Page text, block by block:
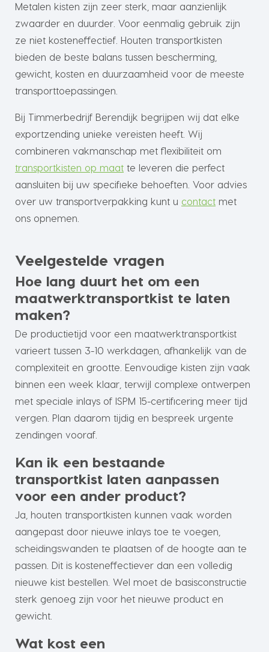
Metalen kisten zijn zeer sterk, maar aanzienlijk
zwaarder en duurder. Voor eenmalig gebruik zijn
ze niet kosteneffectief. Houten transportkisten
bieden de beste balans tussen bescherming,
gewicht, kosten en duurzaamheid voor de meeste
transporttoepassingen.
Bij Timmerbedrijf Berendijk begrijpen wij dat elke
exportzending unieke vereisten heeft. Wij
combineren vakmanschap met flexibiliteit om
transportkisten op maat te leveren die perfect
aansluiten bij uw specifieke behoeften. Voor advies
over uw transportverpakking kunt u contact met
ons opnemen.
Veelgestelde vragen
Hoe lang duurt het om een
maatwerktransportkist te laten
maken?
De productietijd voor een maatwerktransportkist
varieert tussen 3-10 werkdagen, afhankelijk van de
complexiteit en grootte. Eenvoudige kisten zijn vaak
binnen een week klaar, terwijl complexe ontwerpen
met speciale inlays of ISPM 15-certificering meer tijd
vergen. Plan daarom tijdig en bespreek urgente
zendingen vooraf.
Kan ik een bestaande
transportkist laten aanpassen
voor een ander product?
Ja, houten transportkisten kunnen vaak worden
aangepast door nieuwe inlays toe te voegen,
scheidingswanden te plaatsen of de hoogte aan te
passen. Dit is kosteneffectiever dan een volledig
nieuwe kist bestellen. Wel moet de basisconstructie
sterk genoeg zijn voor het nieuwe product en
gewicht.
Wat kost een